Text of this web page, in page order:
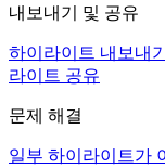
내보내기 및 공유
하이라이트 내보내기
라이트 공유
문제 해결
일부 하이라이트가